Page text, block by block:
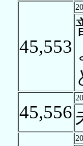
45,553
45,556